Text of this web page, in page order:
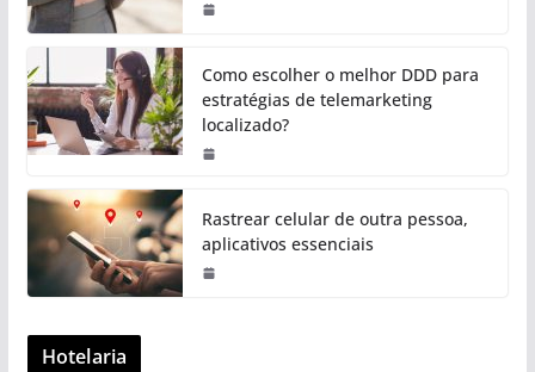
Como escolher o melhor DDD para
estratégias de telemarketing
localizado?
Rastrear celular de outra pessoa,
aplicativos essenciais
Hotelaria